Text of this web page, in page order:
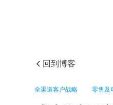
回到博客
全渠道客户战略 零售及